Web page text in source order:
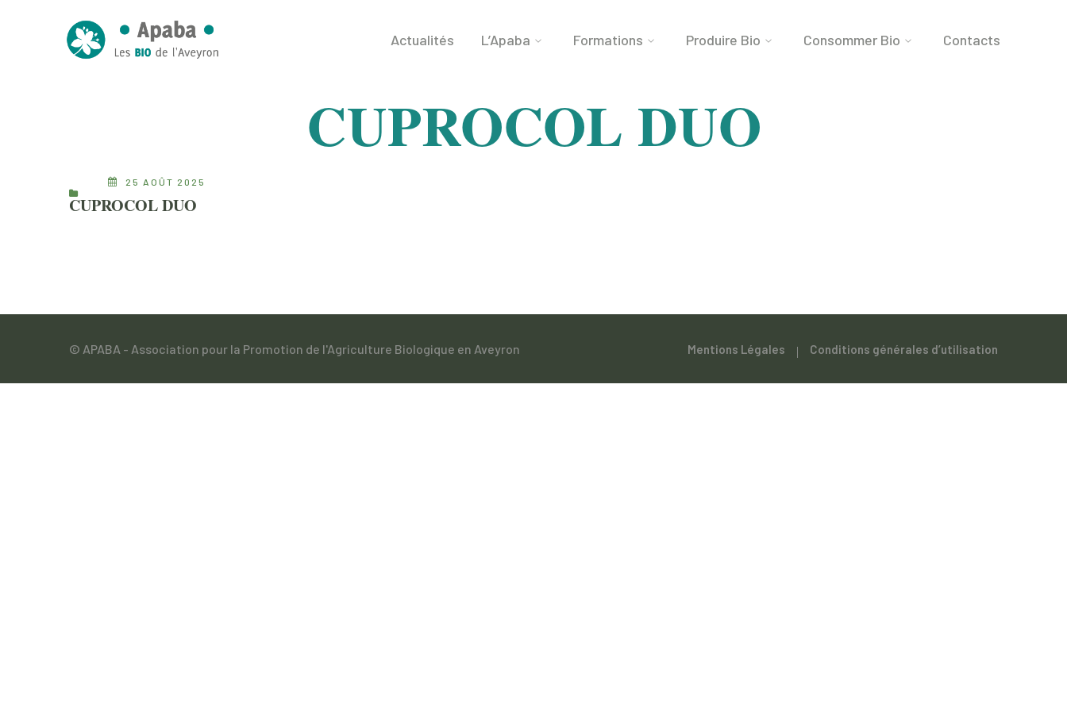
Actualités L’Apaba Formations Produire Bio Consommer Bio Contacts
CUPROCOL DUO
25 AOÛT 2025
CUPROCOL DUO
© APABA - Association pour la Promotion de l'Agriculture Biologique en Aveyron Mentions Légales Conditions générales d’utilisation